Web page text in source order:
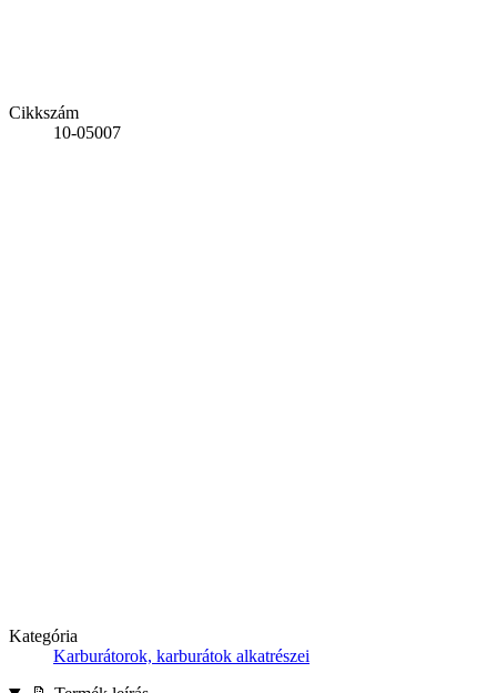
Cikkszám
10-05007
Kategória
Karburátorok, karburátok alkatrészei